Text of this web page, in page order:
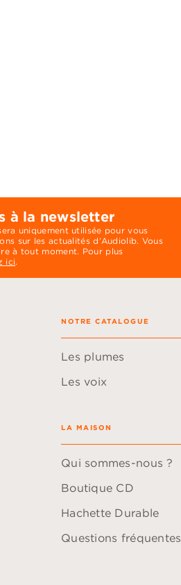
à la newsletter
uniquement utilisée pour vous
sur les actualités d'Audiolib. Vous
à tout moment. Pour plus
ici.
NOTRE CATALOGUE
Les plumes
Les voix
LA MAISON
Qui sommes-nous ?
Boutique CD
Hachette Durable
Questions fréquentes